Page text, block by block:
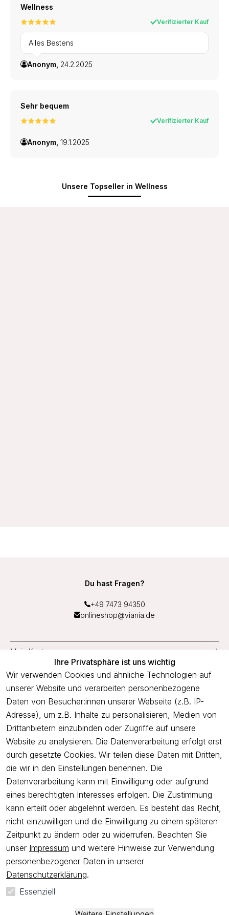
Wellness
Verifizierter Kauf
Alles Bestens
Anonym, 24.2.2025
Sehr bequem
Verifizierter Kauf
Anonym, 19.1.2025
Unsere Topseller in Wellness
Ihre Privatsphäre ist uns wichtig
Wir verwenden Cookies und ähnliche Technologien auf
unserer Website und verarbeiten personenbezogene
Daten von Besucher:innen unserer Webseite (z.B. IP-
Adresse), um z.B. Inhalte zu personalisieren, Medien von
Drittanbietern einzubinden oder Zugriffe auf unsere
Website zu analysieren. Die Datenverarbeitung erfolgt erst
durch gesetzte Cookies. Wir teilen diese Daten mit Dritten,
die wir in den Einstellungen benennen. Die
Datenverarbeitung kann mit Einwilligung oder aufgrund
eines berechtigten Interesses erfolgen. Die Zustimmung
kann erteilt oder abgelehnt werden. Es besteht das Recht,
nicht einzuwilligen und die Einwilligung zu einem späteren
Zeitpunkt zu ändern oder zu widerrufen. Beachten Sie
unser Impressum und weitere Hinweise zur Verwendung
personenbezogener Daten in unserer
Datenschutzerklärung.
Essenziell
Du hast Fragen?
+49 7473 94350
onlineshop@viania.de
Mein Konto
Service
Unternehmen
Newsletter
Freue dich über 5€ Rabatt bei deiner nächsten Bestellung und
profitiere von Angeboten.
Newsletter abonnieren
Ich bestätige hiermit, dass ich die Datenschutzerklärung
gelesen
habe. Ich kann meine Einwilligung jederzeit widerrufen.
Datenschutzerklärung